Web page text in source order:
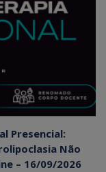
Presencial:
Não
– 16/09/2026